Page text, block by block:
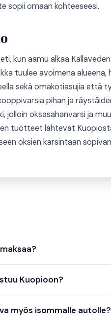
sopii omaan kohteeseesi.
kun aamu alkaa
tuulee avoimena
sekä omakotiasujia että
pihan ja
jolloin oksasahanvarsi ja
tuotteet lähtevät
oksien karsintaan
Kuopioon?
myös isommalle autolle?